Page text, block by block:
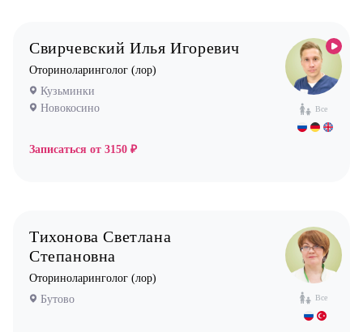
Все
Свирчевский Илья Игоревич
Оториноларинголог (лор)
Кузьминки
Новокосино
Записаться от 3150 ₽
Все
Тихонова Светлана
Степановна
Оториноларинголог (лор)
Бутово